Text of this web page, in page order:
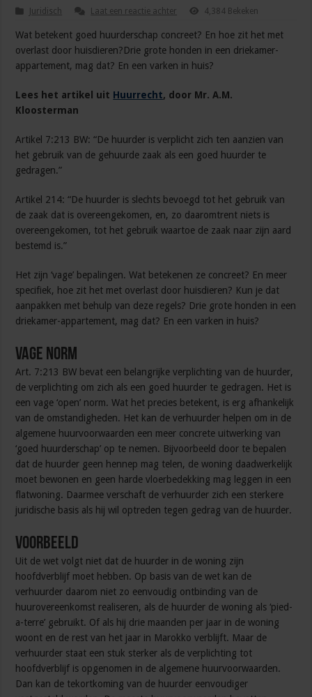
Juridisch Laat een reactie achter 4,384 Bekeken
Wat betekent goed huurderschap concreet? En hoe zit het met
overlast door huisdieren?Drie grote honden in een driekamer-
appartement, mag dat? En een varken in huis?
Lees het artikel uit Huurrecht, door Mr. A.M.
Kloosterman
Artikel 7:213 BW: “De huurder is verplicht zich ten aanzien van
het gebruik van de gehuurde zaak als een goed huurder te
gedragen.”
Artikel 214: “De huurder is slechts bevoegd tot het gebruik van
de zaak dat is overeengekomen, en, zo daaromtrent niets is
overeengekomen, tot het gebruik waartoe de zaak naar zijn aard
bestemd is.”
Het zijn ‘vage’ bepalingen. Wat betekenen ze concreet? En meer
specifiek, hoe zit het met overlast door huisdieren? Kun je dat
aanpakken met behulp van deze regels? Drie grote honden in een
driekamer-appartement, mag dat? En een varken in huis?
Vage norm
Art. 7:213 BW bevat een belangrijke verplichting van de huurder,
de verplichting om zich als een goed huurder te gedragen. Het is
een vage ‘open’ norm. Wat het precies betekent, is erg afhankelijk
van de omstandigheden. Het kan de verhuurder helpen om in de
algemene huurvoorwaarden een meer concrete uitwerking van
‘goed huurderschap’ op te nemen. Bijvoorbeeld door te bepalen
dat de huurder geen hennep mag telen, de woning daadwerkelijk
moet bewonen en geen harde vloerbedekking mag leggen in een
flatwoning. Daarmee verschaft de verhuurder zich een sterkere
juridische basis als hij wil optreden tegen gedrag van de huurder.
Voorbeeld
Uit de wet volgt niet dat de huurder in de woning zijn
hoofdverblijf moet hebben. Op basis van de wet kan de
verhuurder daarom niet zo eenvoudig ontbinding van de
huurovereenkomst realiseren, als de huurder de woning als ‘pied-
a-terre’ gebruikt. Of als hij drie maanden per jaar in de woning
woont en de rest van het jaar in Marokko verblijft. Maar de
verhuurder staat een stuk sterker als de verplichting tot
hoofdverblijf is opgenomen in de algemene huurvoorwaarden.
Dan kan de tekortkoming van de huurder eenvoudiger